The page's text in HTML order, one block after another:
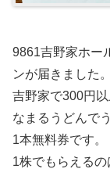
9861吉野家ホー
ンが届きました。
吉野家で300円
なまるうどんで
1本無料券です。
1株でもらえる